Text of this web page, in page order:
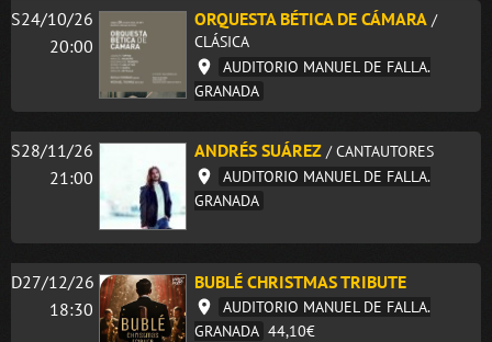
S24/10/26
20:00
ORQUESTA BÉTICA DE CÁMARA /
CLÁSICA
AUDITORIO MANUEL DE FALLA.
GRANADA
S28/11/26
21:00
ANDRÉS SUÁREZ / CANTAUTORES
AUDITORIO MANUEL DE FALLA.
GRANADA
D27/12/26
18:30
BUBLÉ CHRISTMAS TRIBUTE
AUDITORIO MANUEL DE FALLA.
GRANADA 44,10€